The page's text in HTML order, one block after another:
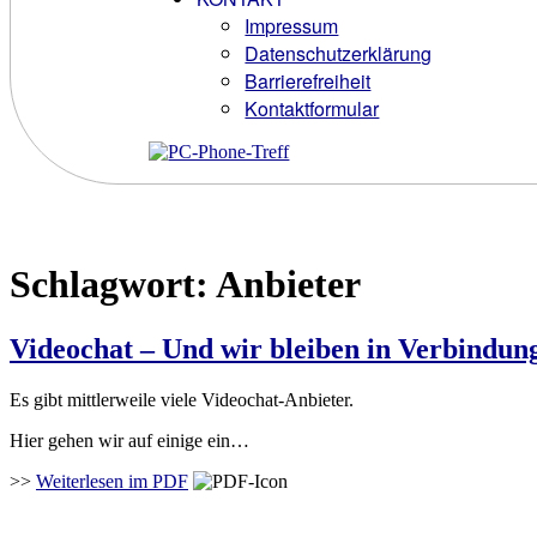
Impressum
Datenschutzerklärung
Barrierefreiheit
Kontaktformular
Schlagwort: Anbieter
Videochat – Und wir bleiben in
Es gibt mittlerweile viele Videochat-Anbieter.
Hier gehen wir auf einige ein…
>> Weiterlesen im PDF